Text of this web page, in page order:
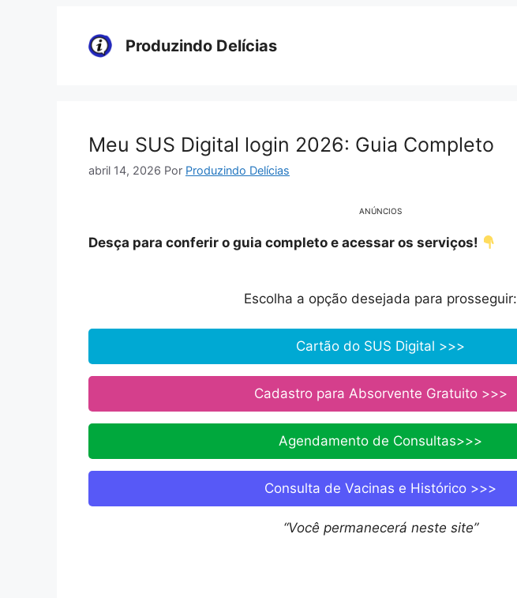
Produzindo Delícias
Meu SUS Digital login 2026: Guia Completo
abril 14, 2026 Por Produzindo Delícias
ANÚNCIOS
Desça para conferir o guia completo e acessar os serviços!
Escolha a opção desejada para prosseguir:
Cartão do SUS Digital >>>
Cadastro para Absorvente Gratuito >>>
Agendamento de Consultas>>>
Consulta de Vacinas e Histórico >>>
“Você permanecerá neste site”